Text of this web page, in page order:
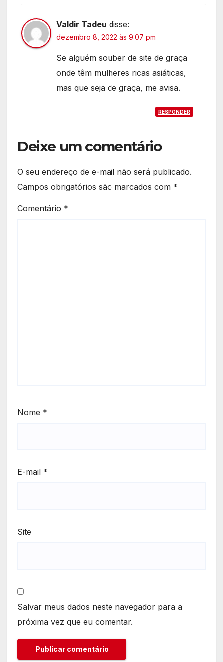
Valdir Tadeu disse:
dezembro 8, 2022 às 9:07 pm
Se alguém souber de site de graça
onde têm mulheres ricas asiáticas,
mas que seja de graça, me avisa.
RESPONDER
Deixe um comentário
O seu endereço de e-mail não será publicado.
Campos obrigatórios são marcados com *
Comentário *
Nome *
E-mail *
Site
Salvar meus dados neste navegador para a
próxima vez que eu comentar.